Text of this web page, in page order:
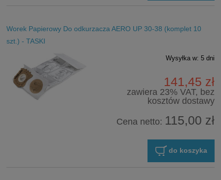
Worek Papierowy Do odkurzacza AERO UP 30-38 (komplet 10
szt.) - TASKI
Wysyłka w: 5 dni
141,45 zł
zawiera 23% VAT, bez
kosztów dostawy
Cena netto: 115,00 zł
do koszyka